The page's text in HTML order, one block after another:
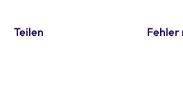
Teilen Fehler